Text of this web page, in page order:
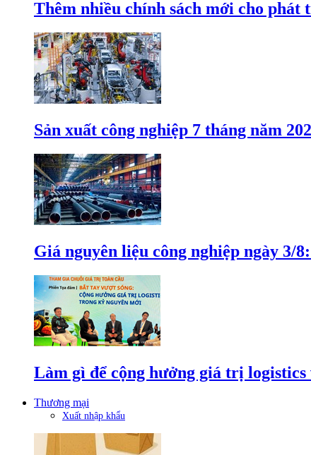
Thêm nhiều chính sách mới cho phát
Sản xuất công nghiệp 7 tháng năm
Giá nguyên liệu công nghiệp ngày 3/
Làm gì để cộng hưởng giá trị
Thương mại
Xuất nhập khẩu